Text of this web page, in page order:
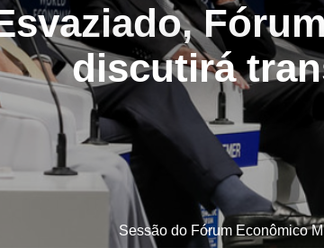
discutirá
Sessão do Fórum Econômico